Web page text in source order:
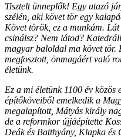
Tisztelt ünneplők! Egy utazó
szélén, aki követ tör egy
Követ török, ez a munkám.
csinálsz? Nem látod?
magyar baloldal ma követ tör.
megfosztott, önmagáért való
életünk.
Ez a mi életünk 1100 év közös
építőköveiből emelkedik a
megalapított, Mátyás király
de a reformkor újjáépítette
Deák és Batthyány, Klapka